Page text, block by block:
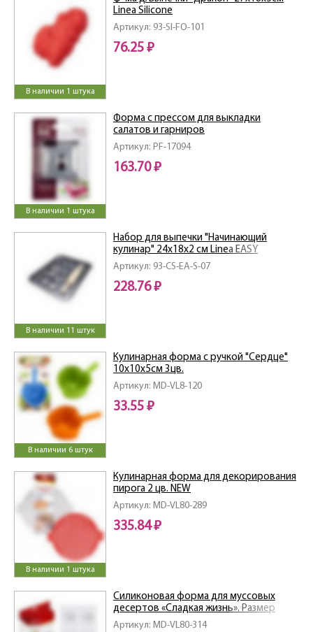
В наличии 1 штука
Артикул: 93-SI-FO-101
Linea Silicone
76.25 ₽
В наличии 1 штука
Артикул: PF-17094
Форма с прессом для выкладки
салатов и гарниров
163.70 ₽
В наличии 11 штук
Артикул: 93-CS-EA-S-07
Набор для выпечки "Начинающий
кулинар" 24х18х2 см Linea EASY
228.76 ₽
В наличии 6 штук
Артикул: MD-VL8-120
Кулинарная форма с ручкой "Сердце"
10х10х5см 3цв.
33.55 ₽
В наличии 1 штука
Артикул: MD-VL80-289
Кулинарная форма для декорирования
пирога 2 цв. NEW
335.84 ₽
Артикул: MD-VL80-314
Силиконовая форма для муссовых
десертов «Сладкая жизнь». Размер
29,5х17х3см.